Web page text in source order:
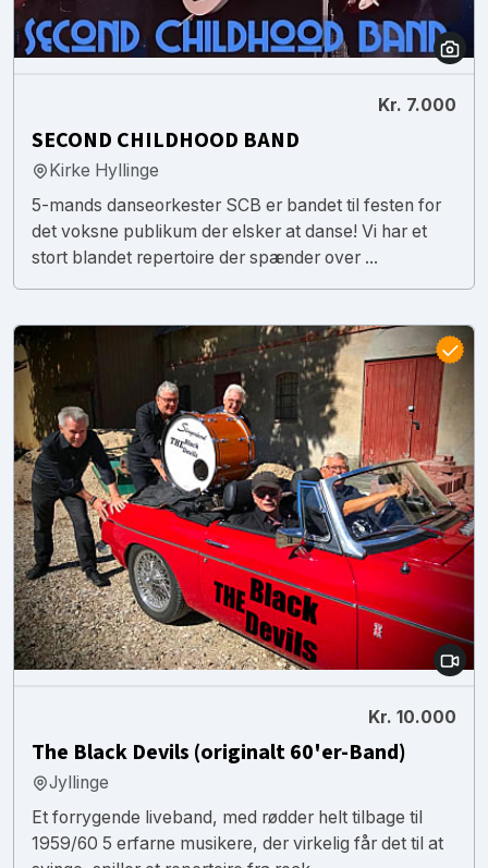
Kr. 7.000
SECOND CHILDHOOD BAND
Kirke Hyllinge
5-mands danseorkester SCB er bandet til festen for
det voksne publikum der elsker at danse! Vi har et
stort blandet repertoire der spænder over ...
Kr. 10.000
The Black Devils (originalt 60'er-Band)
Jyllinge
Et forrygende liveband, med rødder helt tilbage til
1959/60 5 erfarne musikere, der virkelig får det til at